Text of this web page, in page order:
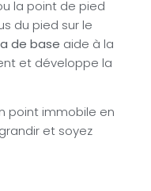
la point de pied
du pied sur le
de base aide à la
et développe la
point immobile en
et soyez